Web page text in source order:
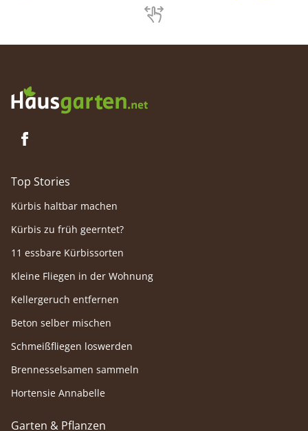
Top Stories
Kürbis haltbar machen
Kürbis zu früh geerntet?
11 essbare Kürbissorten
Kleine Fliegen in der Wohnung
Kellergeruch entfernen
Beton selber mischen
Schmeißfliegen loswerden
Brennesselsamen sammeln
Hortensie Annabelle
Garten & Pflanzen